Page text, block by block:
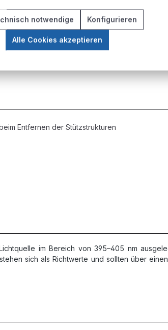
Werkstattumgebungen mit begrenzter
Entfernen der Stützstrukturen
im Bereich von 395–405 nm
sich als Richtwerte und sollten über
notwendige Konfigurieren
Alle Cookies akzeptieren